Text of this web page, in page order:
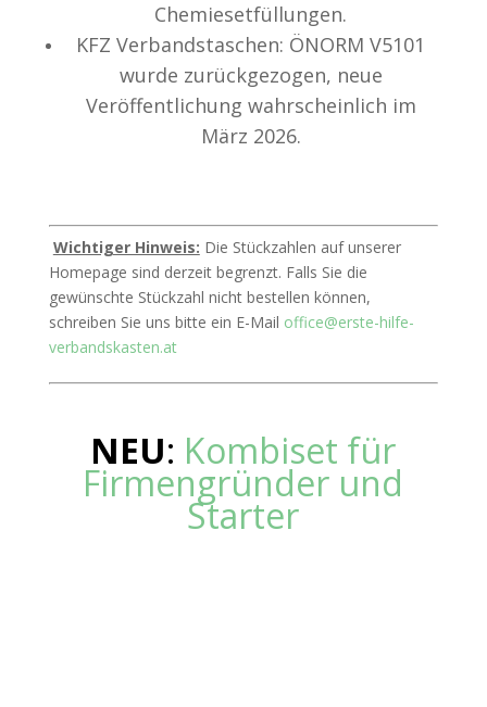
Chemiesetfüllungen.
KFZ Verbandstaschen: ÖNORM V5101
wurde zurückgezogen, neue
Veröffentlichung wahrscheinlich im
März 2026.
Wichtiger Hinweis: Die Stückzahlen auf unserer
Homepage sind derzeit begrenzt. Falls Sie die
gewünschte Stückzahl nicht bestellen können,
schreiben Sie uns bitte ein E-Mail office@erste-hilfe-
verbandskasten.at
NEU: Kombiset für
Firmengründer und
Starter